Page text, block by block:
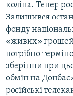
коліна. Тепер
Залишився
фонду
«живих»
потрібно
зберігши при
обмін на
російські